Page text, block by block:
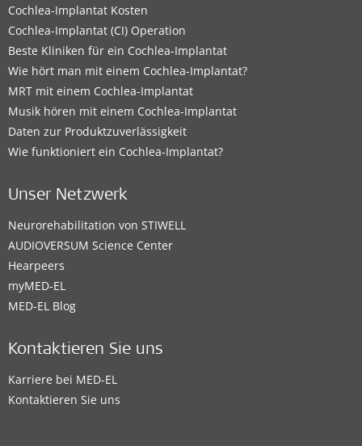
Cochlea-Implantat Kosten
Cochlea-Implantat (CI) Operation
Beste Kliniken für ein Cochlea-Implantat
Wie hört man mit einem Cochlea-Implantat?
MRT mit einem Cochlea-Implantat
Musik hören mit einem Cochlea-Implantat
Daten zur Produktzuverlässigkeit
Wie funktioniert ein Cochlea-Implantat?
Unser Netzwerk
Neurorehabilitation von STIWELL
AUDIOVERSUM Science Center
Hearpeers
myMED‑EL
MED-EL Blog
Kontaktieren Sie uns
Karriere bei MED-EL
Kontaktieren Sie uns